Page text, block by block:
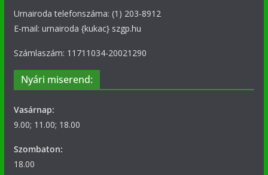
Urnairoda telefonszáma: (1) 203-8912
E-mail: urnairoda {kukac} szgp.hu
Számlaszám: 11711034-20021290
Nyári miserend:
Vasárnap:
9.00; 11.00; 18.00
Szombaton:
18.00